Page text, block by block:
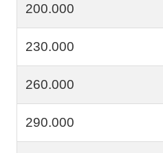
200.000
230.000
260.000
290.000